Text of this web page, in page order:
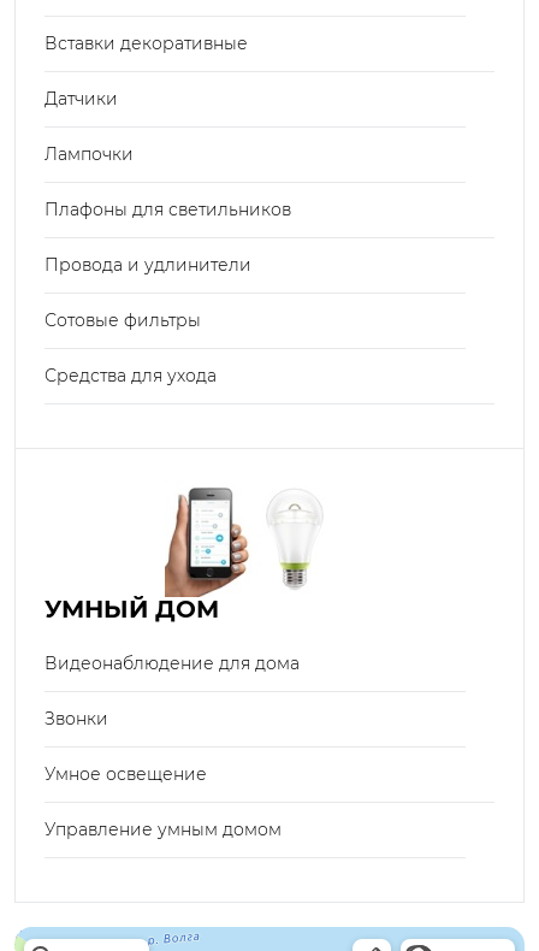
Вставки декоративные
Датчики
Лампочки
Плафоны для светильников
Провода и удлинители
Сотовые фильтры
Средства для ухода
УМНЫЙ ДОМ
Видеонаблюдение для дома
Звонки
Умное освещение
Управление умным домом
Электрон